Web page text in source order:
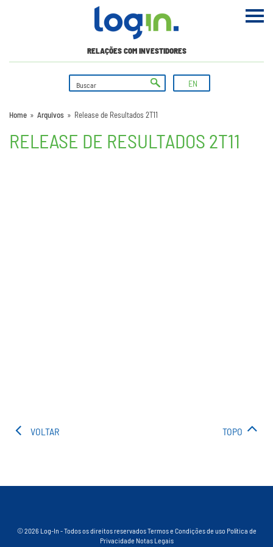
RELAÇÕES COM INVESTIDORES
EN
Home » Arquivos » Release de Resultados 2T11
RELEASE DE RESULTADOS 2T11
VOLTAR TOPO
© 2026 Log-In - Todos os direitos reservadosTermos e Condições de uso Política de
Privacidade Notas Legais